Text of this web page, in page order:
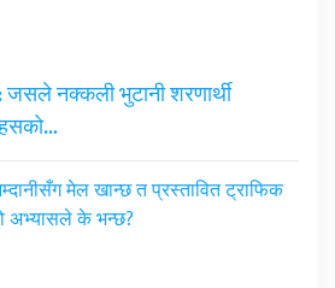
जसले नक्कली भुटानी शरणार्थी